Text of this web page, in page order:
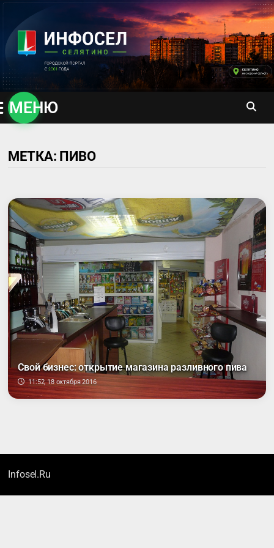
содержимому
МЕНЮ
МЕТКА: ПИВО
Свой бизнес: открытие магазина разливного пива
11:52, 18 октября 2016
Infosel.Ru